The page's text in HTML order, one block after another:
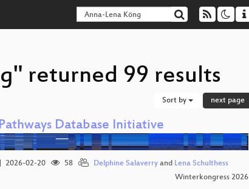
returned 99 results
Sort by next page
Database Initiative
2026-02-20 58 Delphine Salaverryand Lena Schulthess
Winterkongress 2026